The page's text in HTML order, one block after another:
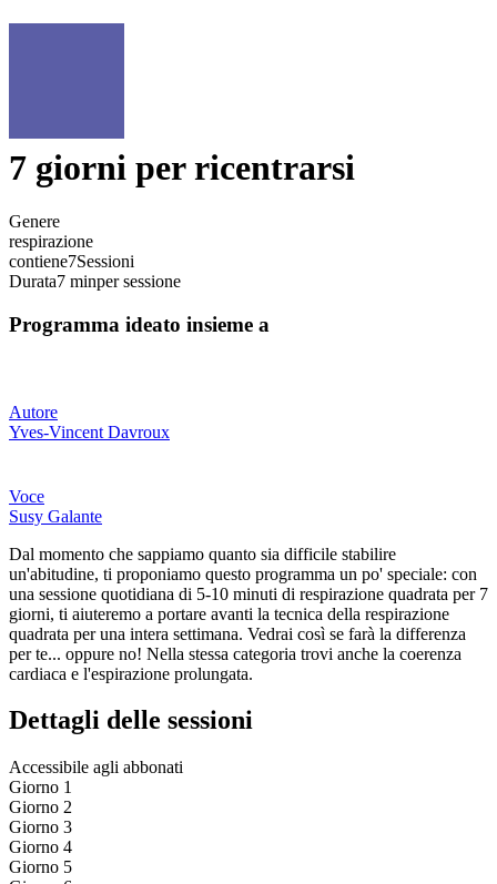
7 giorni per ricentrarsi
Genere
respirazione
contiene7Sessioni
Durata7 minper sessione
Programma ideato insieme a
Autore
Yves-Vincent Davroux
Voce
Susy Galante
Dal momento che sappiamo quanto sia difficile stabilire
un'abitudine, ti proponiamo questo programma un po' speciale: con
una sessione quotidiana di 5-10 minuti di respirazione quadrata per 7
giorni, ti aiuteremo a portare avanti la tecnica della respirazione
quadrata per una intera settimana. Vedrai così se farà la differenza
per te... oppure no! Nella stessa categoria trovi anche la coerenza
cardiaca e l'espirazione prolungata.
Dettagli delle sessioni
Accessibile agli abbonati
Giorno 1
Giorno 2
Giorno 3
Giorno 4
Giorno 5